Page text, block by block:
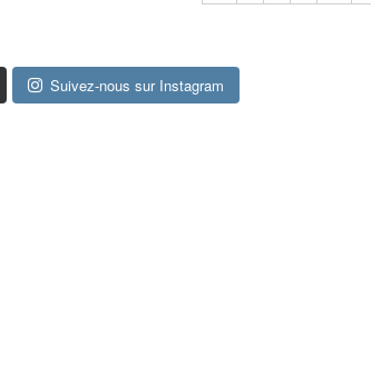
Suivez-nous sur Instagram